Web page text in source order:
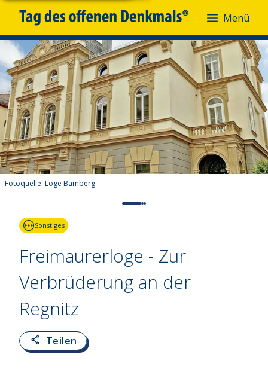
Menü
Fotoquelle: Loge Bamberg
Sonstiges
Freimaurerloge - Zur
Verbrüderung an der
Regnitz
Teilen